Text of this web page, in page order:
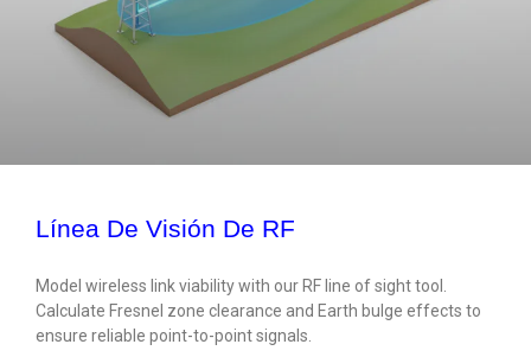
Línea De Visión De RF
Model wireless link viability with our RF line of sight tool.
Calculate Fresnel zone clearance and Earth bulge effects to
ensure reliable point-to-point signals.